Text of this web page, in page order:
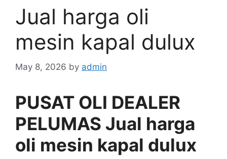
Jual harga oli
mesin kapal dulux
May 8, 2026 by admin
PUSAT OLI DEALER
PELUMAS Jual harga
oli mesin kapal dulux